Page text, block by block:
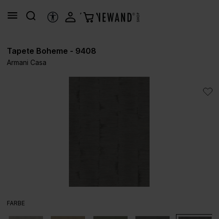
springen
HILFSTOOLS
Tapete Boheme - 9408
Armani Casa
FARBE